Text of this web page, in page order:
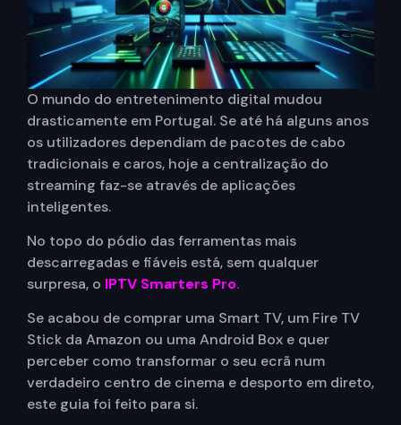
O mundo do entretenimento digital mudou
drasticamente em Portugal. Se até há alguns anos
os utilizadores dependiam de pacotes de cabo
tradicionais e caros, hoje a centralização do
streaming faz-se através de aplicações
inteligentes.
No topo do pódio das ferramentas mais
descarregadas e fiáveis está, sem qualquer
surpresa, o IPTV Smarters Pro.
Se acabou de comprar uma Smart TV, um Fire TV
Stick da Amazon ou uma Android Box e quer
perceber como transformar o seu ecrã num
verdadeiro centro de cinema e desporto em direto,
este guia foi feito para si.